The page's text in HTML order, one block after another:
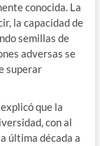
conocida. La
la capacidad de
semillas de
adversas se
superar
que la
con al
última década a